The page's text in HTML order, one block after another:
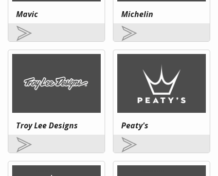
Mavic Michelin
Troy Lee Designs Peaty's